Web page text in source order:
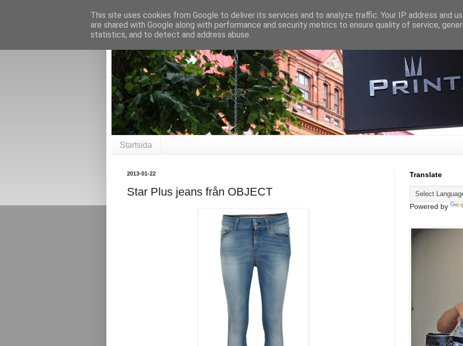
Startsida
2013-01-22
Star Plus jeans från OBJECT
Translate
Powered by
This site uses cookies from Google to deliver its services and to analyze traffic. Your IP address and
are shared with Google along with performance and security metrics to ensure quality of service,
statistics, and to detect and address abuse.